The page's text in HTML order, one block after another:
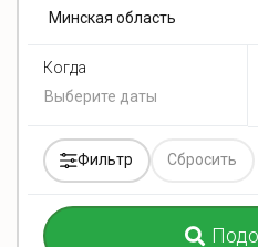
Когда
Фильтр Сбросить